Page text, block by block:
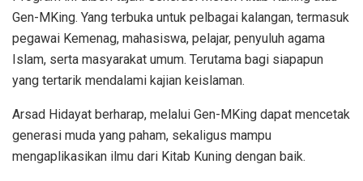
Gen-MKing. Yang terbuka untuk pelbagai kalangan, termasuk
pegawai Kemenag, mahasiswa, pelajar, penyuluh agama
Islam, serta masyarakat umum. Terutama bagi siapapun
yang tertarik mendalami kajian keislaman.
Arsad Hidayat berharap, melalui Gen-MKing dapat mencetak
generasi muda yang paham, sekaligus mampu
mengaplikasikan ilmu dari Kitab Kuning dengan baik.